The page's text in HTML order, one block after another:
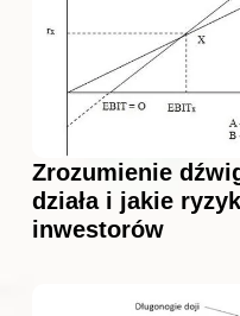
Zrozumienie
działa i jakie
inwestorów